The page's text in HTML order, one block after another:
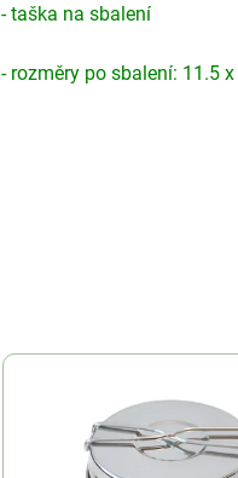
- taška na sbalení
- rozměry po sbalení: 11.5